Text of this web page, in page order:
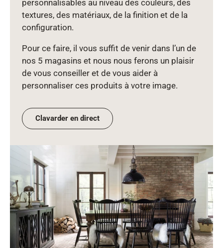
personnalisables au niveau des couleurs, des
textures, des matériaux, de la finition et de la
configuration.
Pour ce faire, il vous suffit de venir dans l’un de
nos 5 magasins et nous nous ferons un plaisir
de vous conseiller et de vous aider à
personnaliser ces produits à votre image.
Clavarder en direct